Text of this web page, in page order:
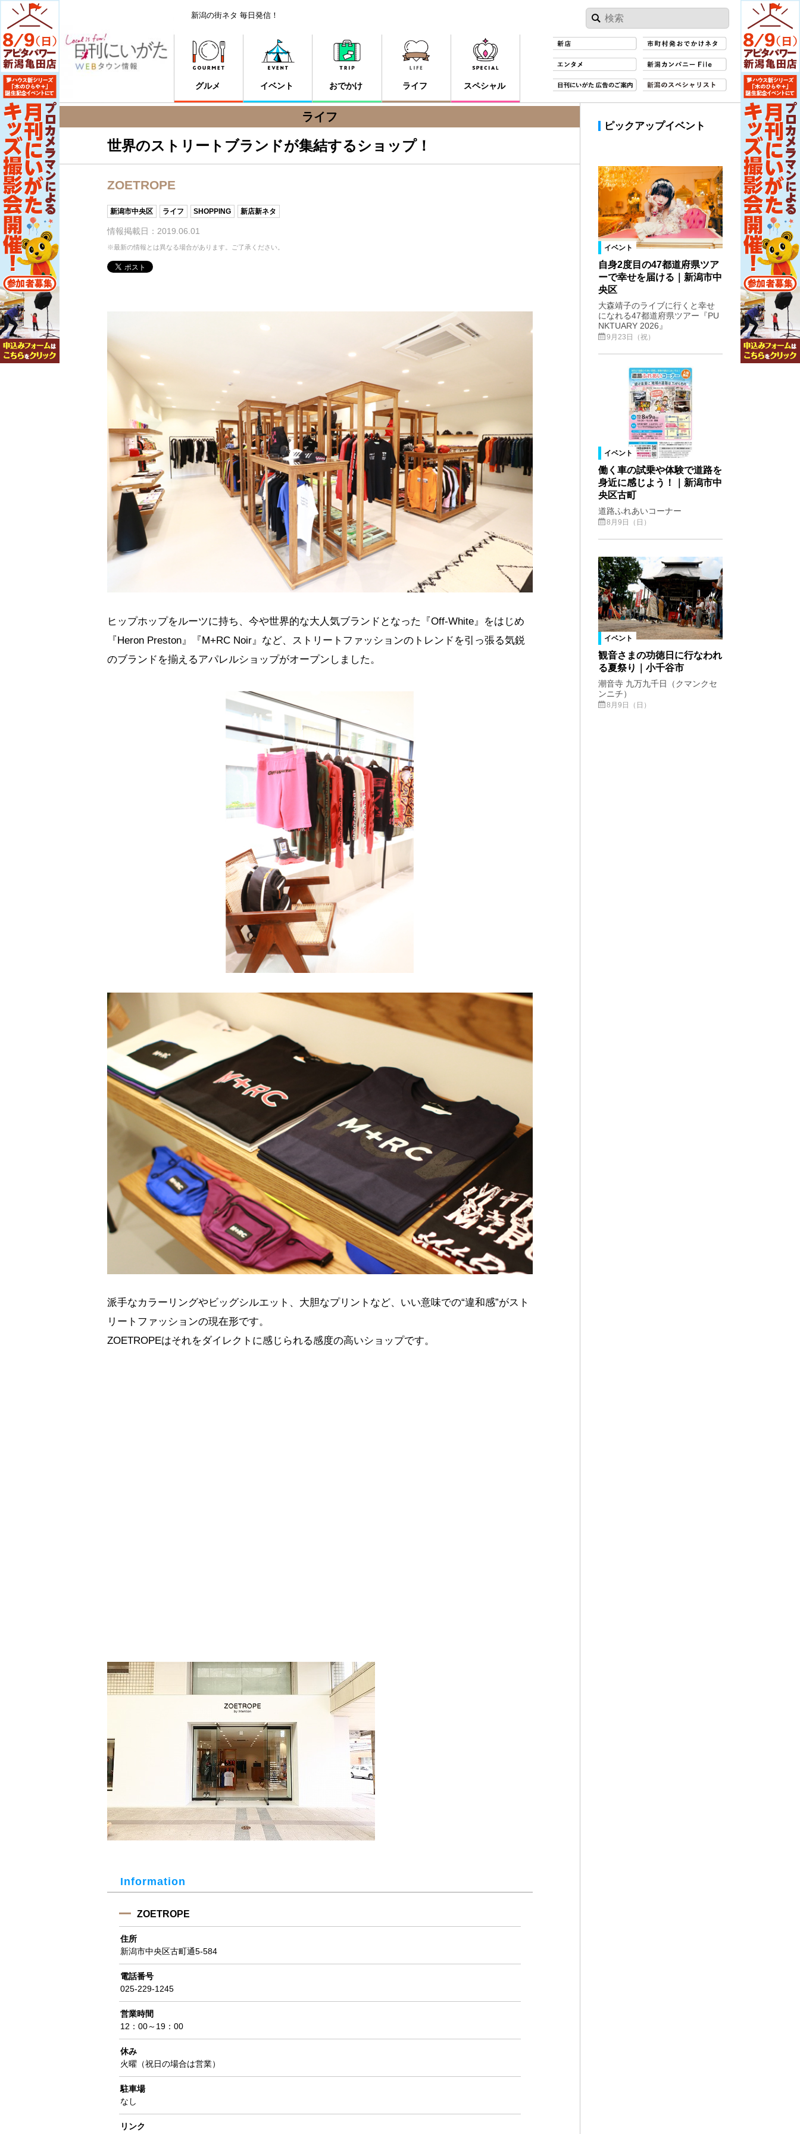
新潟の街ネタ 毎日発信！
グルメ イベント おでかけ ライフ スペシャル
ライフ
世界のストリートブランドが集結するショップ！
ZOETROPE
新潟市中央区 ライフ SHOPPING 新店新ネタ
情報掲載日：2019.06.01
※最新の情報とは異なる場合があります。ご了承ください。
ヒップホップをルーツに持ち、今や世界的な大人気ブランドとなった『Off-White』をはじめ
『Heron Preston』『M+RC Noir』など、ストリートファッションのトレンドを引っ張る気鋭
のブランドを揃えるアパレルショップがオープンしました。
派手なカラーリングやビッグシルエット、大胆なプリントなど、いい意味での“違和感”がスト
リートファッションの現在形です。
ZOETROPEはそれをダイレクトに感じられる感度の高いショップです。
Information
ZOETROPE
住所
新潟市中央区古町通5-584
電話番号
025-229-1245
営業時間
12：00～19：00
休み
火曜（祝日の場合は営業）
駐車場
なし
リンク
ピックアップイベント
イベント
自身2度目の47都道府県ツア
ーで幸せを届ける｜新潟市中
央区
大森靖子のライブに行くと幸せ
になれる47都道府県ツアー『PU
NKTUARY 2026』
9月23日（祝）
イベント
働く車の試乗や体験で道路を
身近に感じよう！｜新潟市中
央区古町
道路ふれあいコーナー
8月9日（日）
イベント
観音さまの功徳日に行なわれ
る夏祭り｜小千谷市
潮音寺 九万九千日（クマンクセ
ンニチ）
8月9日（日）